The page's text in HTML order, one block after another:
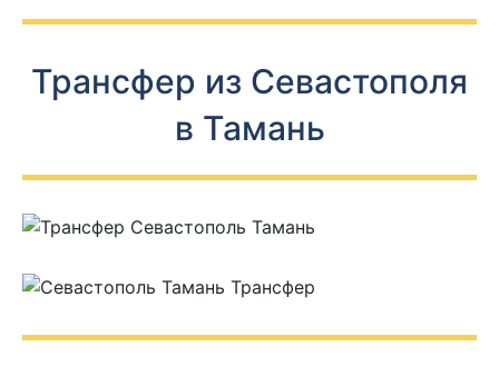
Трансфер из Севастополя
в Тамань